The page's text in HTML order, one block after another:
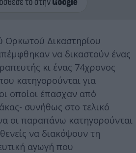
Ορκωτού Δικαστηρίου
να δικαστούν ένας
κι ένας 74χρονος
κατηγορούνται για
οποίοι έπασχαν από
συνήθως στο τελικό
οι παραπάνω κατηγορούνται
να διακόψουν τη
αγωγή που